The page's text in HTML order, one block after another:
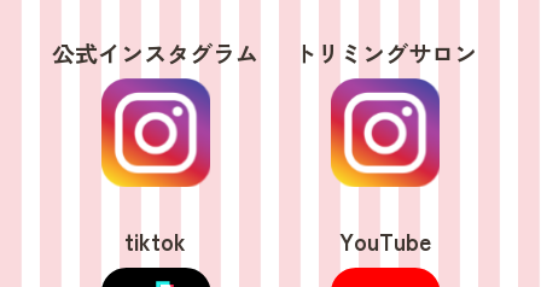
公式インスタグラム トリミングサロン
tiktok YouTube